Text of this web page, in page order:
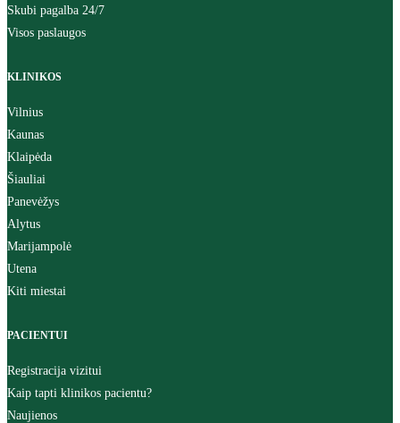
Skubi pagalba 24/7
Visos paslaugos
KLINIKOS
Vilnius
Kaunas
Klaipėda
Šiauliai
Panevėžys
Alytus
Marijampolė
Utena
Kiti miestai
PACIENTUI
Registracija vizitui
Kaip tapti klinikos pacientu?
Naujienos